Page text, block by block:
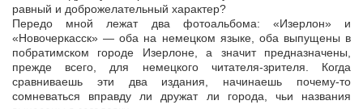
равный и доброжелательный характер?
Передо мной лежат два фотоальбома: «Изерлон» и
«Новочеркасск» — оба на немецком языке, оба выпущены в
побратимском городе Изерлоне, а значит предназначены,
прежде всего, для немецкого читателя-зрителя. Когда
сравниваешь эти два издания, начинаешь почему-то
сомневаться вправду ли дружат ли города, чьи названия